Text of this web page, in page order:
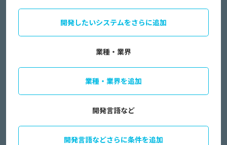
開発したいシステムをさらに追加
業種・業界
業種・業界を追加
開発言語など
開発言語などさらに条件を追加